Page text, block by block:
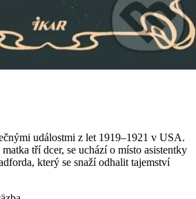
událostmi z let 1919–1921 v USA.
tří dcer, se uchází o místo asistentky
který se snaží odhalit tajemství